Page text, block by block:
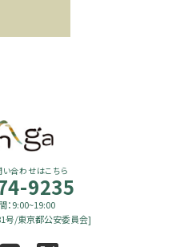
い合わせはこちら
9235
：9:00~19:00
号/東京都公安委員会]